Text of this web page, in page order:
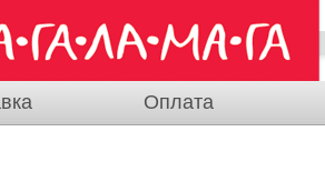
Оплата